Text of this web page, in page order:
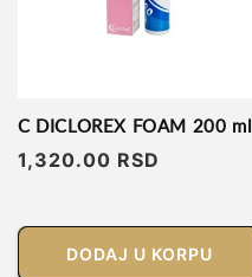
C DICLOREX FOAM 200 ml
Regularna
1,320.00 RSD
DODAJ U KORPU